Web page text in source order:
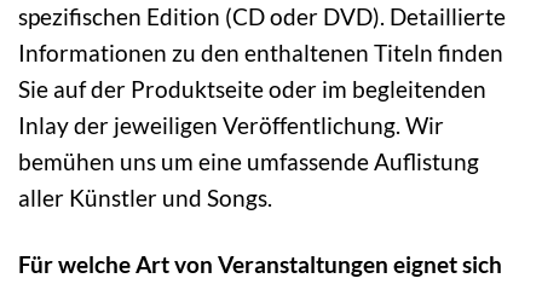
spezifischen Edition (CD oder DVD). Detaillierte
Informationen zu den enthaltenen Titeln finden
Sie auf der Produktseite oder im begleitenden
Inlay der jeweiligen Veröffentlichung. Wir
bemühen uns um eine umfassende Auflistung
aller Künstler und Songs.
Für welche Art von Veranstaltungen eignet sich